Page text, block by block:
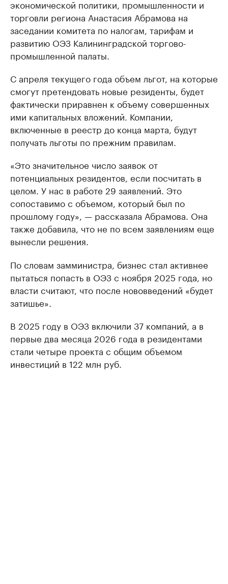
экономической политики, промышленности и
торговли региона Анастасия Абрамова на
заседании комитета по налогам, тарифам и
развитию ОЭЗ Калининградской торгово-
промышленной палаты.
С апреля текущего года объем льгот, на которые
смогут претендовать новые резиденты, будет
фактически приравнен к объему совершенных
ими капитальных вложений. Компании,
включенные в реестр до конца марта, будут
получать льготы по прежним правилам.
«Это значительное число заявок от
потенциальных резидентов, если посчитать в
целом. У нас в работе 29 заявлений. Это
сопоставимо с объемом, который был по
прошлому году», — рассказала Абрамова. Она
также добавила, что не по всем заявлениям еще
вынесли решения.
По словам замминистра, бизнес стал активнее
пытаться попасть в ОЭЗ с ноября 2025 года, но
власти считают, что после нововведений «будет
затишье».
В 2025 году в ОЭЗ включили 37 компаний, а в
первые два месяца 2026 года в резидентами
стали четыре проекта с общим объемом
инвестиций в 122 млн руб.